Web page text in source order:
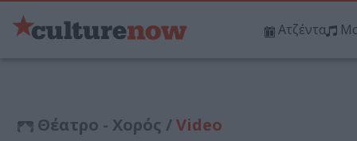
Ατζέντα
Θέατρο - Χορός /Video